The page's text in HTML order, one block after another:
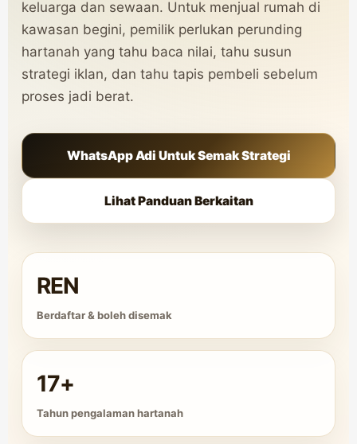
keluarga dan sewaan. Untuk menjual rumah di
kawasan begini, pemilik perlukan perunding
hartanah yang tahu baca nilai, tahu susun
strategi iklan, dan tahu tapis pembeli sebelum
proses jadi berat.
WhatsApp Adi Untuk Semak Strategi
Lihat Panduan Berkaitan
REN
Berdaftar & boleh disemak
17+
Tahun pengalaman hartanah